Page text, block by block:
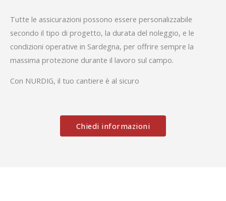
Tutte le assicurazioni possono essere personalizzabile
secondo il tipo di progetto, la durata del noleggio, e le
condizioni operative in Sardegna, per offrire sempre la
massima protezione durante il lavoro sul campo.
Con NURDIG, il tuo cantiere è al sicuro
Chiedi informazioni